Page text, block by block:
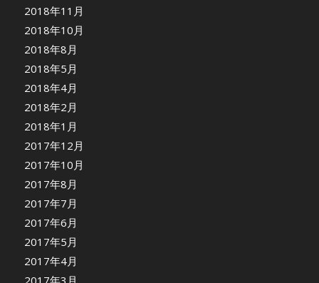
2018年11月
2018年10月
2018年8月
2018年5月
2018年4月
2018年2月
2018年1月
2017年12月
2017年10月
2017年8月
2017年7月
2017年6月
2017年5月
2017年4月